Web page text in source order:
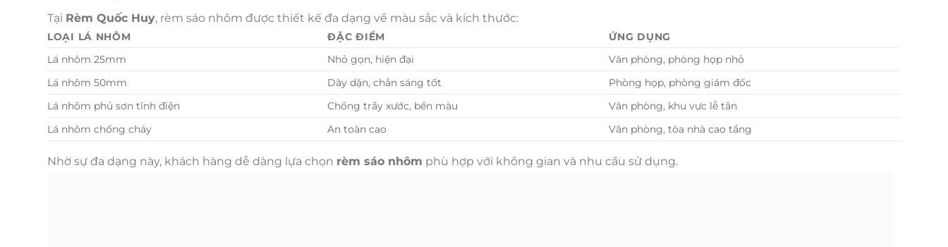
Tại Rèm Quốc Huy, rèm sáo nhôm được thiết kế đa dạng về màu sắc và kích thước:
LOẠI LÁ NHÔM ĐẶC ĐIỂM
ỨNG DỤNG
Lá nhôm 25mm
Nhỏ gọn, hiện đại
Văn phòng, phòng họp nhỏ
Lá nhôm 50mm
Dày dặn, chắn sáng tốt
Phòng họp, phòng giám đốc
Lá nhôm phủ sơn tĩnh điện
Chống trầy xước, bền màu
Văn phòng, khu vực lễ tân
Lá nhôm chống cháy
An toàn cao Văn phòng, tòa nhà cao tầng
Nhờ sự đa dạng này, khách hàng dễ dàng lựa chọn rèm sáo nhôm phù hợp với không gian và nhu cầu sử dụng.